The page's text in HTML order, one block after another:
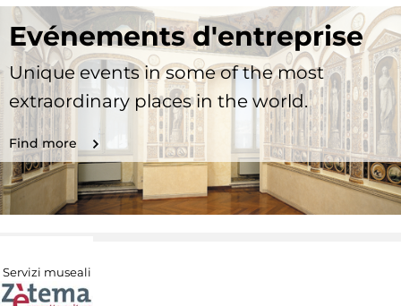
Evénements d'entreprise
Unique events in some of the most
extraordinary places in the world.
Find more
Servizi museali